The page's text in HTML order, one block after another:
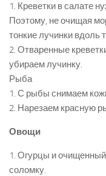
1. Креветки в салате
Поэтому, не очищая
тонкие лучинки вдоль
2. Отваренные
убираем лучинку.
Рыба
1. С рыбы снимаем
2. Нарезаем красную
Овощи
1. Огурцы и
соломку.